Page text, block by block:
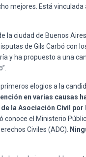
mejores. Está
la ciudad de Buenos
de Gils Carbó con
y ha propuesto a una
elogios a la
en varias causas
la Asociación Civil
conoce el Ministerio
Civiles (ADC).